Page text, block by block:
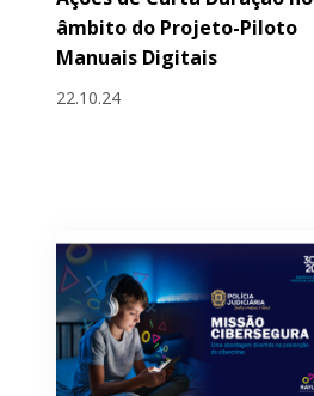
âmbito do Projeto-Piloto
Manuais Digitais
22.10.24